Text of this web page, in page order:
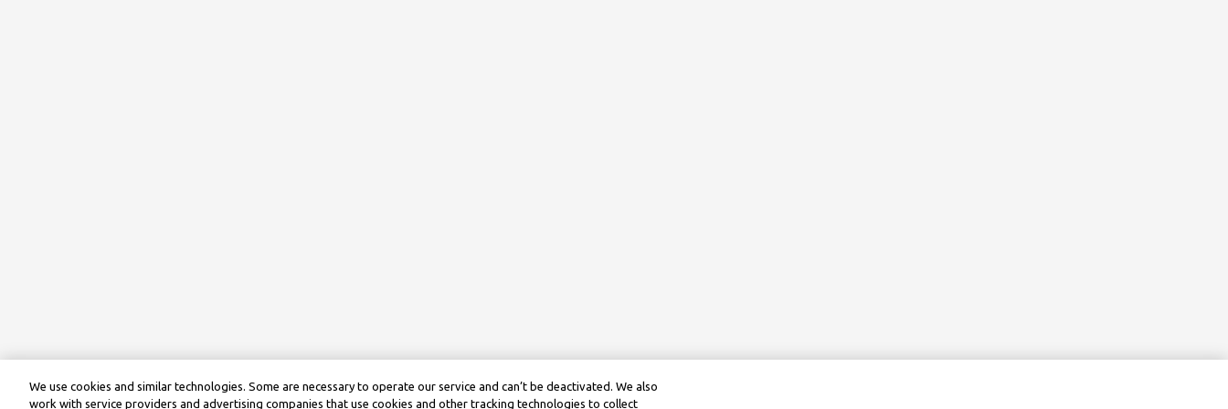
We use cookies and similar technologies. Some are necessary to operate our service and can’t be deactivated. We also
work with service providers and advertising companies that use cookies and other tracking technologies to collect